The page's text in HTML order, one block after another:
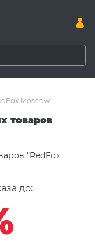
Moscow"
товаров
до: